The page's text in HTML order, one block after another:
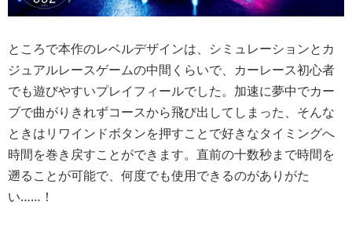
ところで本作のレベルデザインは、シミュレーションとカ
ジュアルレースゲームの中間くらいで、カーレース初心者
でも遊びやすいプレイフィールでした。 加速に夢中でカー
ブで曲がりきれずコースから飛び出してしまった、そんな
ときはリワインドボタンを押すことで好きなタイミングへ
時間を巻き戻すことができます。直前の十数秒まで時間を
遡ることが可能で、何度でも使用できるのがありがた
い……！